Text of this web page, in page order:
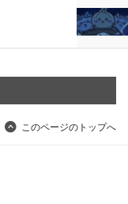
このページのトップへ